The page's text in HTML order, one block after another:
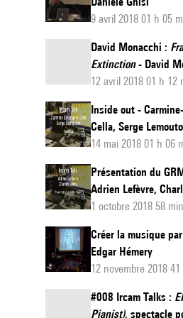
9 avril 2018 01 h 05
David Monacchi :
Extinction- David
12 avril 2018 01 h 12
Inside out -
Cella, Serge
14 mai 2018 01 h 06
Présentation du
Adrien Lefèvre,
1 octobre 2018 58 min
Créer la musique
Edgar Hémery
12 novembre 2018
#008 Ircam Talks :
Pianist), spectacle